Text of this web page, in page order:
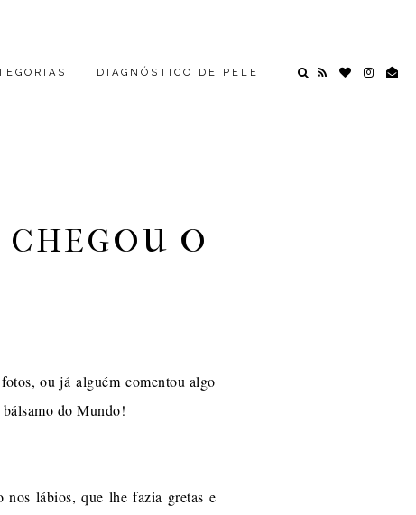
DIAGNÓSTICO DE PELE
O
ou já alguém comentou algo
do Mundo!
lábios, que lhe fazia gretas e